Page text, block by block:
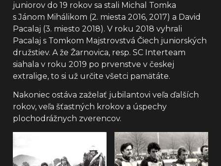
juniorov do 19 rokov sa stali Michal Tomka
s Jánom Mihálikom (2. miesta 2016, 2017) a David
Pacalaj (3. miesto 2018). V roku 2018 vyhrali
Pacalaj s Tomkom Majstrovstvá Čiech juniorských
družstiev. A že Žarnovica, resp. SC Interteam
siahala v roku 2019 po prvenstve v českej
extralige, to si už určite všetci pamätáte.
Nakoniec ostáva zaželať jubilantovi veľa ďalších
rokov, veľa šťastných krokov a úspechy
plochodrážnych zverencov.